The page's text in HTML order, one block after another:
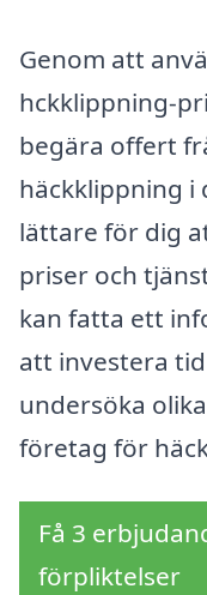
Genom att
hckklippning-
begära offert
häckklippning i
lättare för dig
priser och
kan fatta ett
att investera
undersöka
företag för
Få 3
förpliktelser